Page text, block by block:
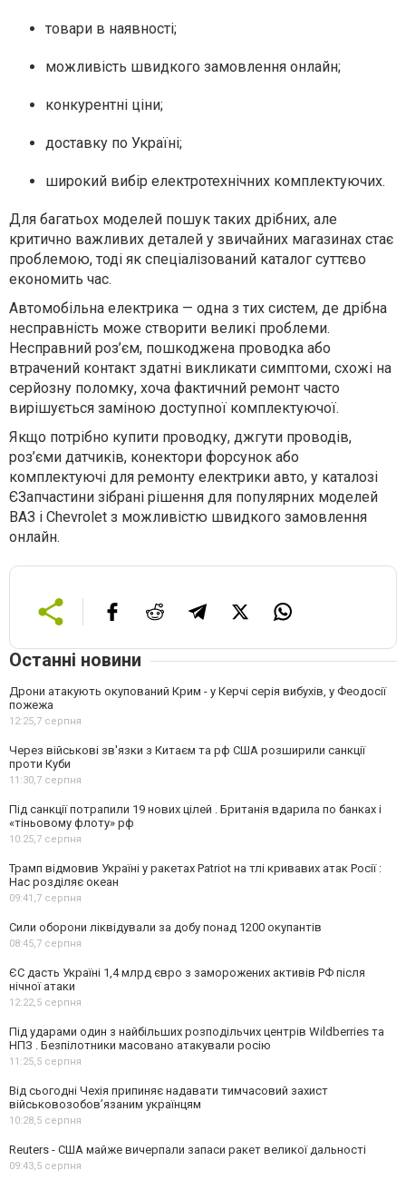
товари в наявності;
можливість швидкого замовлення онлайн;
конкурентні ціни;
доставку по Україні;
широкий вибір електротехнічних комплектуючих.
Для багатьох моделей пошук таких дрібних, але
критично важливих деталей у звичайних магазинах стає
проблемою, тоді як спеціалізований каталог суттєво
економить час.
Автомобільна електрика — одна з тих систем, де дрібна
несправність може створити великі проблеми.
Несправний роз’єм, пошкоджена проводка або
втрачений контакт здатні викликати симптоми, схожі на
серйозну поломку, хоча фактичний ремонт часто
вирішується заміною доступної комплектуючої.
Якщо потрібно купити проводку, джгути проводів,
роз’єми датчиків, конектори форсунок або
комплектуючі для ремонту електрики авто, у каталозі
ЄЗапчастини зібрані рішення для популярних моделей
ВАЗ і Chevrolet з можливістю швидкого замовлення
онлайн.
Останні новини
Дрони атакують окупований Крим - у Керчі серія вибухів, у Феодосії
пожежа
12:25,7 серпня
Через військові зв'язки з Китаєм та рф США розширили санкції
проти Куби
11:30,7 серпня
Під санкції потрапили 19 нових цілей . Британія вдарила по банках і
«тіньовому флоту» рф
10:25,7 серпня
Трамп відмовив Україні у ракетах Patriot на тлі кривавих атак Росії :
Нас розділяє океан
09:41,7 серпня
Сили оборони ліквідували за добу понад 1200 окупантів
08:45,7 серпня
ЄС дасть Україні 1,4 млрд євро з заморожених активів РФ після
нічної атаки
12:22,5 серпня
Під ударами один з найбільших розподільчих центрів Wildberries та
НПЗ . Безпілотники масовано атакували росію
11:25,5 серпня
Від сьогодні Чехія припиняє надавати тимчасовий захист
військовозобов’язаним українцям
10:28,5 серпня
Reuters - США майже вичерпали запаси ракет великої дальності
09:43,5 серпня